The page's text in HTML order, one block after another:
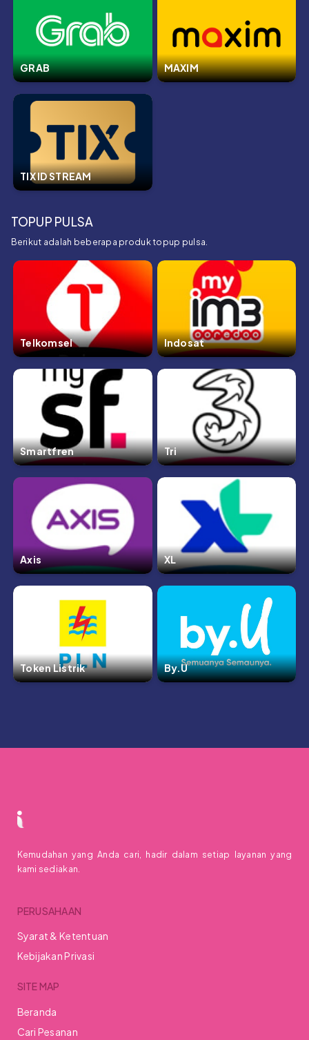
GRAB MAXIM
TIX ID STREAM
TOPUP PULSA
Berikut adalah beberapa produk topup pulsa.
Telkomsel Indosat
Smartfren Tri
Axis XL
Token Listrik By.U
Kemudahan yang Anda cari, hadir dalam setiap layanan yang
kami sediakan.
PERUSAHAAN
Syarat & Ketentuan
Kebijakan Privasi
SITE MAP
Beranda
Cari Pesanan